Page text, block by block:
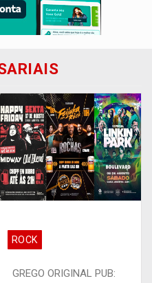
ROCK
GREGO ORIGINAL PUB: